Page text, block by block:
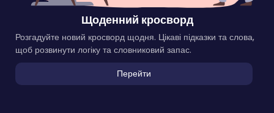
Щоденний кросворд
Розгадуйте новий кросворд щодня. Цікаві підказки та слова,
щоб розвинути логіку та словниковий запас.
Перейти